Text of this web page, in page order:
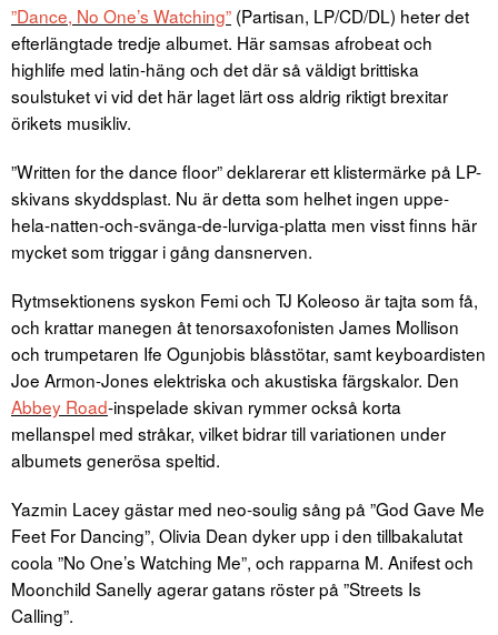
”Dance, No One’s Watching” (Partisan, LP/CD/DL) heter det
efterlängtade tredje albumet. Här samsas afrobeat och
highlife med latin-häng och det där så väldigt brittiska
soulstuket vi vid det här laget lärt oss aldrig riktigt brexitar
örikets musikliv.
”Written for the dance floor” deklarerar ett klistermärke på LP-
skivans skyddsplast. Nu är detta som helhet ingen uppe-
hela-natten-och-svänga-de-lurviga-platta men visst finns här
mycket som triggar i gång dansnerven.
Rytmsektionens syskon Femi och TJ Koleoso är tajta som få,
och krattar manegen åt tenorsaxofonisten James Mollison
och trumpetaren Ife Ogunjobis blåsstötar, samt keyboardisten
Joe Armon-Jones elektriska och akustiska färgskalor. Den
Abbey Road-inspelade skivan rymmer också korta
mellanspel med stråkar, vilket bidrar till variationen under
albumets generösa speltid.
Yazmin Lacey gästar med neo-soulig sång på ”God Gave Me
Feet For Dancing”, Olivia Dean dyker upp i den tillbakalutat
coola ”No One’s Watching Me”, och rapparna M. Anifest och
Moonchild Sanelly agerar gatans röster på ”Streets Is
Calling”.